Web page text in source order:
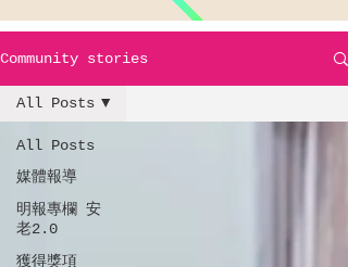
Community stories
All Posts
媒體報導
明報專欄 安
老2.0
獲得獎項
All Posts